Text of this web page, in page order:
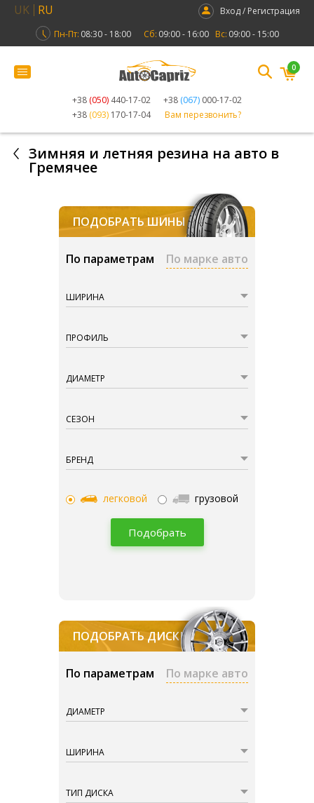
UK RU
Вход / Регистрация
Пн-Пт: 08:30 - 18:00 Сб: 09:00 - 16:00 Вс: 09:00 - 15:00
+38 (050) 440-17-02 +38 (067) 000-17-02
+38 (093) 170-17-04 Вам перезвонить?
0
Зимняя и летняя резина на авто в
Гремячее
ПОДОБРАТЬ ШИНЫ
По параметрам По марке авто
ШИРИНА
ПРОФИЛЬ
ДИАМЕТР
СЕЗОН
БРЕНД
легковой грузовой
Подобрать
ПОДОБРАТЬ ДИСКИ
По параметрам По марке авто
ДИАМЕТР
ШИРИНА
ТИП ДИСКА